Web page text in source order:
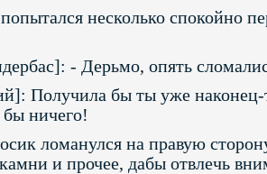
несколько спокойно
- Дерьмо, опять
Получила бы ты уже наконец-
ничего!
ломанулся на правую
и прочее, дабы отвлечь